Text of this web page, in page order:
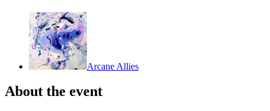
Arcane Allies
About the event